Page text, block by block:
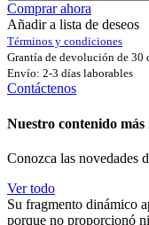
Comprar ahora
Añadir a lista de deseos
Términos y condiciones
Grantía de devolución de 30
Envío: 2-3 días laborables
Contáctenos
Nuestro contenido más
Conozca las novedades
Ver todo
Su fragmento dinámico
porque no proporcionó